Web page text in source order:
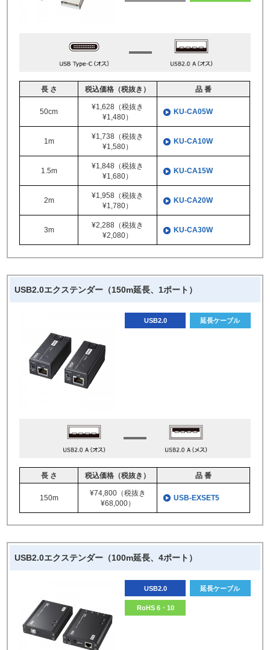
長 さ 税込価格（税抜き） 品 番
50cm
¥1,628（税抜き
¥1,480）
KU-CA05W
1m
¥1,738（税抜き
¥1,580）
KU-CA10W
1.5m
¥1,848（税抜き
¥1,680）
KU-CA15W
2m
¥1,958（税抜き
¥1,780）
KU-CA20W
3m
¥2,288（税抜き
¥2,080）
KU-CA30W
USB2.0エクステンダー（150m延長、1ポート）
USB2.0 延長ケーブル
長 さ 税込価格（税抜き） 品 番
150m
¥74,800（税抜き
¥68,000）
USB-EXSET5
USB2.0エクステンダー（100m延長、4ポート）
USB2.0 延長ケーブル
RoHS 6・10